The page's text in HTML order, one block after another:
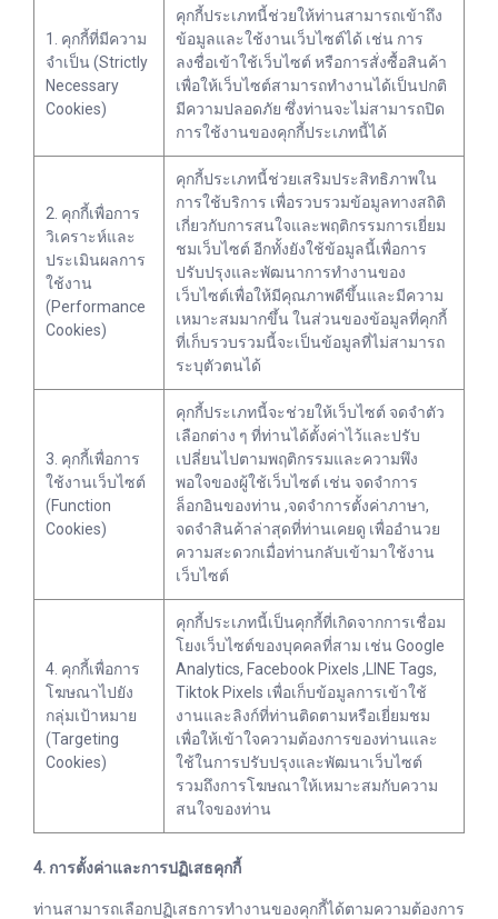
1. คุกกี้ที่มีความ
จำเป็น (Strictly
Necessary
Cookies)
คุกกี้ประเภทนี้ช่วยให้ท่านสามารถเข้าถึง
ข้อมูลและใช้งานเว็บไซต์ได้ เช่น การ
ลงชื่อเข้าใช้เว็บไซต์ หรือการสั่งซื้อสินค้า
เพื่อให้เว็บไซต์สามารถทำงานได้เป็นปกติ
มีความปลอดภัย ซึ่งท่านจะไม่สามารถปิด
การใช้งานของคุกกี้ประเภทนี้ได้
2. คุกกี้เพื่อการ
วิเคราะห์และ
ประเมินผลการ
ใช้งาน
(Performance
Cookies)
คุกกี้ประเภทนี้ช่วยเสริมประสิทธิภาพใน
การใช้บริการ เพื่อรวบรวมข้อมูลทางสถิติ
เกี่ยวกับการสนใจและพฤติกรรมการเยี่ยม
ชมเว็บไซต์ อีกทั้งยังใช้ข้อมูลนี้เพื่อการ
ปรับปรุงและพัฒนาการทำงานของ
เว็บไซต์เพื่อให้มีคุณภาพดีขึ้นและมีความ
เหมาะสมมากขึ้น ในส่วนของข้อมูลที่คุกกี้
ที่เก็บรวบรวมนี้จะเป็นข้อมูลที่ไม่สามารถ
ระบุตัวตนได้
3. คุกกี้เพื่อการ
ใช้งานเว็บไซต์
(Function
Cookies)
คุกกี้ประเภทนี้จะช่วยให้เว็บไซต์ จดจำตัว
เลือกต่าง ๆ ที่ท่านได้ตั้งค่าไว้และปรับ
เปลี่ยนไปตามพฤติกรรมและความพึง
พอใจของผู้ใช้เว็บไซต์ เช่น จดจำการ
ล็อกอินของท่าน ,จดจำการตั้งค่าภาษา,
จดจำสินค้าล่าสุดที่ท่านเคยดู เพื่ออำนวย
ความสะดวกเมื่อท่านกลับเข้ามาใช้งาน
เว็บไซต์
4. คุกกี้เพื่อการ
โฆษณาไปยัง
กลุ่มเป้าหมาย
(Targeting
Cookies)
คุกกี้ประเภทนี้เป็นคุกกี้ที่เกิดจากการเชื่อม
โยงเว็บไซต์ของบุคคลที่สาม เช่น Google
Analytics, Facebook Pixels ,LINE Tags,
Tiktok Pixels เพื่อเก็บข้อมูลการเข้าใช้
งานและลิงก์ที่ท่านติดตามหรือเยี่ยมชม
เพื่อให้เข้าใจความต้องการของท่านและ
ใช้ในการปรับปรุงและพัฒนาเว็บไซต์
รวมถึงการโฆษณาให้เหมาะสมกับความ
สนใจของท่าน
4. การตั้งค่าและการปฏิเสธคุกกี้
ท่านสามารถเลือกปฏิเสธการทำงานของคุกกี้ได้ตามความต้องการ